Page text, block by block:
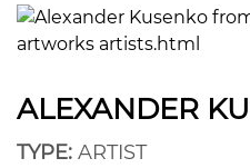
ALEXANDER
TYPE: ARTIST